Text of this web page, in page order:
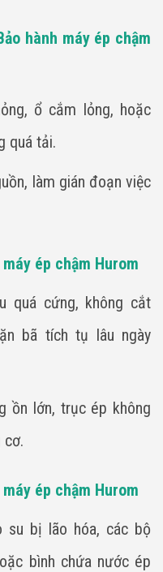
hành máy ép chậm
ổ cắm lỏng, hoặc
quá tải.
làm gián đoạn việc
ép chậm Hurom
quá cứng, không cắt
bã tích tụ lâu ngày
ồn lớn, trục ép không
cơ.
ép chậm Hurom
su bị lão hóa, các bộ
bình chứa nước ép